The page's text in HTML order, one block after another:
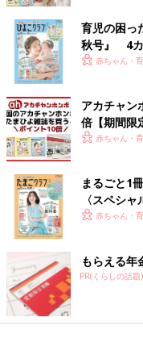
育児の困っ
秋号』 4カ
いっぱい！
赤ちゃん・
アカチャン
倍【期間限
赤ちゃん・
まるごと1
〈スペシ
赤ちゃん・
もらえる年
PR(くらしの話題)